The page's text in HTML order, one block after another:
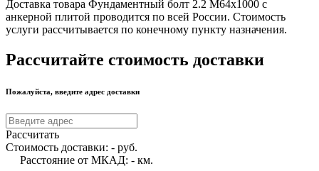
Доставка товара Фундаментный болт 2.2 М64х1000 с
анкерной плитой проводится по всей России. Стоимость
услуги рассчитывается по конечному пункту назначения.
Рассчитайте стоимость доставки
Пожалуйста, введите адрес доставки
Рассчитать
Стоимость доставки: - руб.
Расстояние от МКАД: - км.